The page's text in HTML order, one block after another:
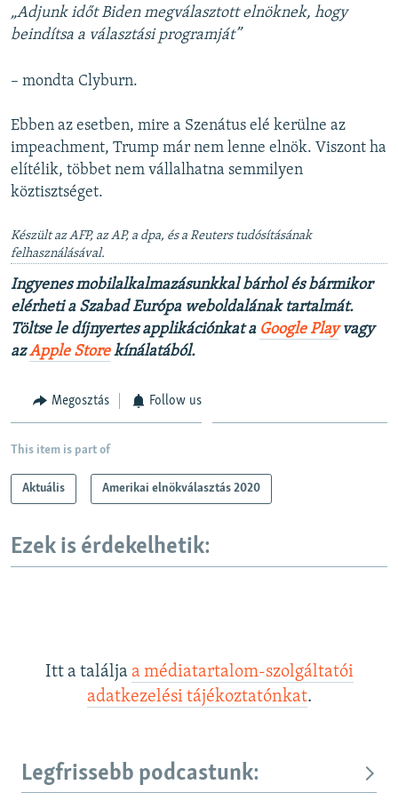
„Adjunk időt Biden megválasztott elnöknek, hogy
beindítsa a választási programját”
– mondta Clyburn.
Ebben az esetben, mire a Szenátus elé kerülne az
impeachment, Trump már nem lenne elnök. Viszont ha
elítélik, többet nem vállalhatna semmilyen
köztisztséget.
Készült az AFP, az AP, a dpa, és a Reuters tudósításának
felhasználásával.
Ingyenes mobilalkalmazásunkkal bárhol és bármikor
elérheti a Szabad Európa weboldalának tartalmát.
Töltse le díjnyertes applikációnkat a Google Playvagy
azApple Storekínálatából.
Megosztás Follow us
This item is part of
Aktuális Amerikai elnökválasztás 2020
Ezek is érdekelhetik:
Itt a találja a médiatartalom-szolgáltatói
adatkezelési tájékoztatónkat.
Legfrissebb podcastunk: